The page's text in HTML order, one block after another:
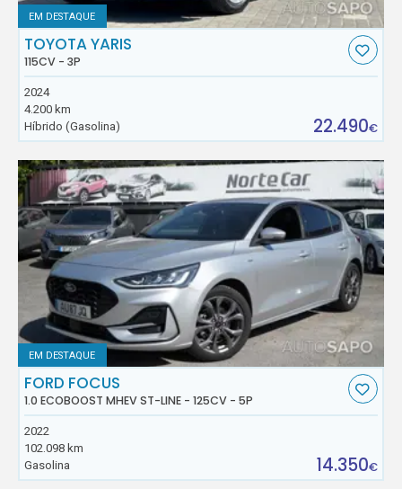
EM DESTAQUE
TOYOTA YARIS
115CV - 3P
2024
4.200 km
Híbrido (Gasolina)
22.490€
EM DESTAQUE
FORD FOCUS
1.0 ECOBOOST MHEV ST-LINE - 125CV - 5P
2022
102.098 km
Gasolina
14.350€